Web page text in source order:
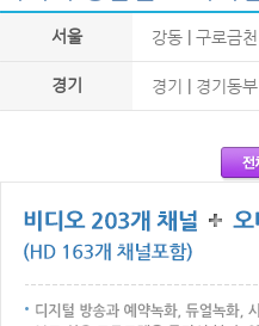
서울 강동 구로금천
경기 경기 경기동부